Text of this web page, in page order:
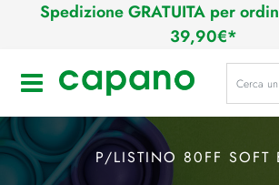
Spedizione GRATUITA per
39,90€*
Open La
P/LISTINO 80FF SOFT